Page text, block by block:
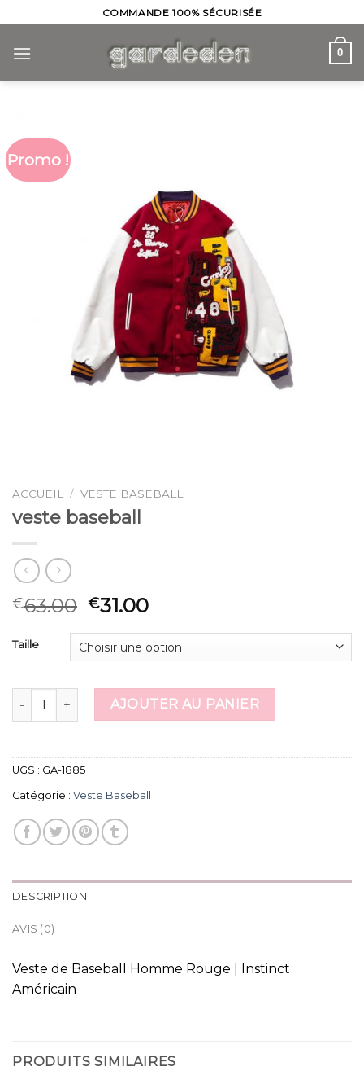
to
content
COMMANDE 100% SÉCURISÉE
0
Promo !
ACCUEIL / VESTE BASEBALL
veste baseball
€63.00 €31.00
Taille
quantité de veste baseballAJOUTER AU PANIER
UGS : GA-1885
Catégorie : Veste Baseball
DESCRIPTION
AVIS (0)
Veste de Baseball Homme Rouge | Instinct
Américain
PRODUITS SIMILAIRES